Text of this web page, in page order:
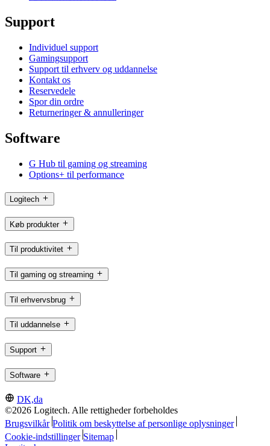
Support
Individuel support
Gamingsupport
Support til erhverv og uddannelse
Kontakt os
Reservedele
Spor din ordre
Returneringer & annulleringer
Software
G Hub til gaming og streaming
Options+ til performance
Logitech
Køb produkter
Til produktivitet
Til gaming og streaming
Til erhvervsbrug
Til uddannelse
Support
Software
DK,da
©2026 Logitech. Alle rettigheder forbeholdes
Brugsvilkår Politik om beskyttelse af personlige oplysninger
Cookie-indstillinger Sitemap